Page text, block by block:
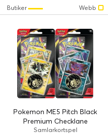
Webb
Butiker
Pokemon ME5 Pitch Black
Premium Checklane
Samlarkortspel